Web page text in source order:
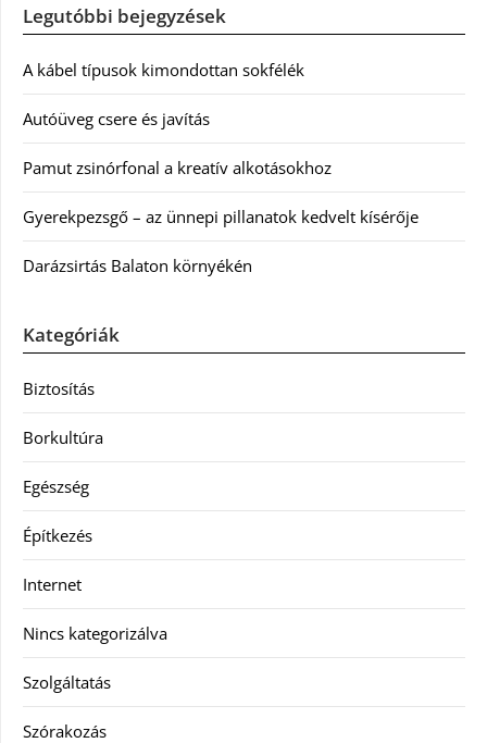
Legutóbbi bejegyzések
A kábel típusok kimondottan sokfélék
Autóüveg csere és javítás
Pamut zsinórfonal a kreatív alkotásokhoz
Gyerekpezsgő – az ünnepi pillanatok kedvelt kísérője
Darázsirtás Balaton környékén
Kategóriák
Biztosítás
Borkultúra
Egészség
Építkezés
Internet
Nincs kategorizálva
Szolgáltatás
Szórakozás